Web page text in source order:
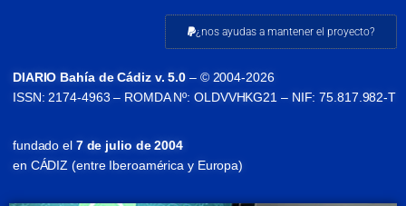
¿nos ayudas a mantener el proyecto?
DIARIO Bahía de Cádiz v. 5.0 – © 2004-2026
ISSN: 2174-4963 – ROMDA Nº: OLDVVHKG21 – NIF: 75.817.982-T
fundado el7 de julio de 2004
en CÁDIZ (entre Iberoamérica y Europa)